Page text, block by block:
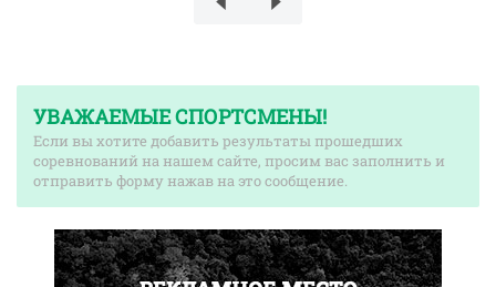
УВАЖАЕМЫЕ СПОРТСМЕНЫ!
Если вы хотите добавить результаты прошедших
соревнований на нашем сайте, просим вас заполнить и
отправить форму нажав на это сообщение.